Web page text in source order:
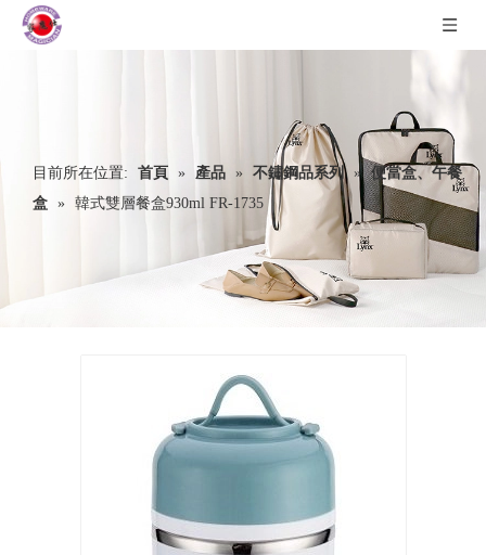
目前所在位置: 首頁 » 產品 » 不鏽鋼品系列 » 便當盒、午餐
盒 » 韓式雙層餐盒930ml FR-1735